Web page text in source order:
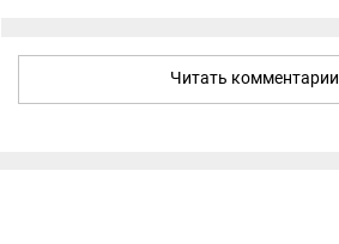
Читать комментарии